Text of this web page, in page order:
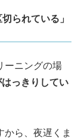
られている」
ーニングの場
はっきりしてい
から、夜遅くま